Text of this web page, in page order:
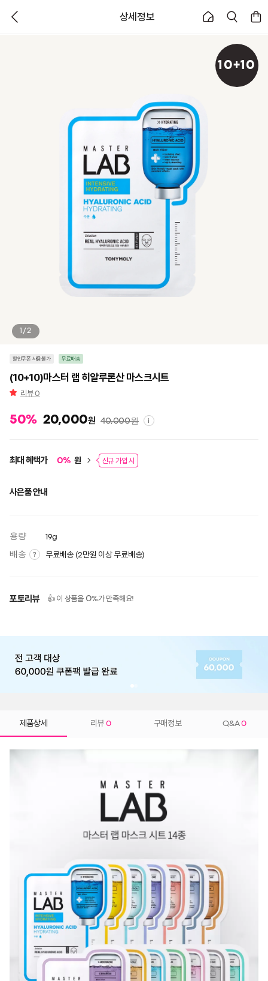
상세정보
10+10
1/2
할인쿠폰 사용불가 무료배송
(10+10)마스터 랩 히알루론산 마스크시트
리뷰0
50% 20,000원 40,000원 i
최대 혜택가 0% 원 신규 가입 시
사은품 안내
용량 19g
배송 ? 무료배송 (2만원 이상 무료배송)
포토리뷰 👍 이 상품을 0%가 만족해요!
제품상세 리뷰 0 구매정보 Q&A0